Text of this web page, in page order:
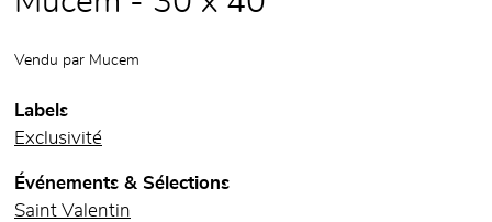
Vendu par Mucem
Labels
Exclusivité
Événements & Sélections
Saint Valentin